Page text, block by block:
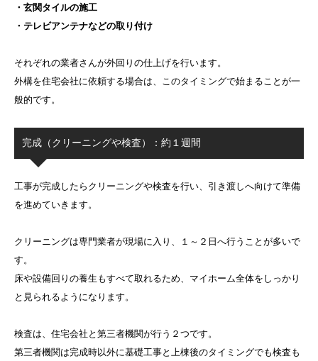
・玄関タイルの施工
・テレビアンテナなどの取り付け
それぞれの業者さんが外回りの仕上げを行います。
外構を住宅会社に依頼する場合は、このタイミングで始まることが一
般的です。
完成（クリーニングや検査）：約１週間
工事が完成したらクリーニングや検査を行い、引き渡しへ向けて準備
を進めていきます。
クリーニングは専門業者が現場に入り、１～２日へ行うことが多いで
す。
床や設備回りの養生もすべて取れるため、マイホーム全体をしっかり
と見られるようになります。
検査は、住宅会社と第三者機関が行う２つです。
第三者機関は完成時以外に基礎工事と上棟後のタイミングでも検査も